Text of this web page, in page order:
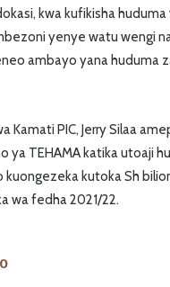
kwa kufikisha huduma
yenye watu wengi
ambayo yana huduma
Kamati PIC, Jerry Silaa
ya TEHAMA katika utoaji
kutoka Sh
wa fedha 2021/22.